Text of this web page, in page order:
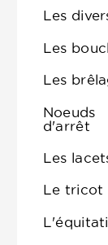
Les
Les
Les
Noeuds
d'arrêt
Les
Le tricot